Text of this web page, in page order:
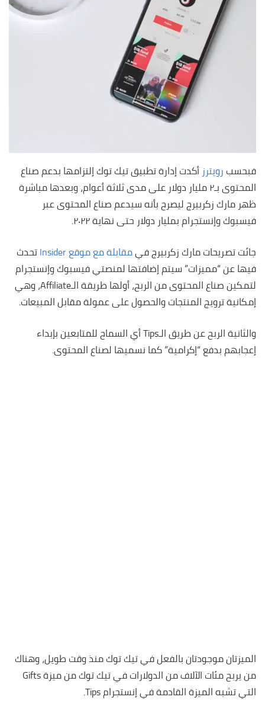
فبحسب رويترز أكدت إدارة تطبيق تيك توك إلتزامها بدعم صناع
المحتوى بـ٢ مليار دولار على مدى ثلاثة أعوام، وبعدها مباشرة
ظهر مارك زكربيرج ليصرح بأنه سيدعم صناع المحتوى عبر
فيسبوك وإنستجرام بمليار دولار حتى نهاية ٢٠٢٢.
جائت تصريحات مارك زكربيرج فيمقابلة مع موقع Insider
تحدث
فيها عن “مميزات” سيتم إضافتها لمنصتي فيسبوك وإنستجرام
لتمكين صناع المحتوى من الربح، أولها طريقة الـAffiliate، وهي
إمكانية ترويج المنتجات والحصول على عمولة مقابل المبيعات.
والثانية الربح عن طريق الـTips أي السماح للمتابعين بإبداء
إعجابهم بدفع “إكرامية” كما نسميها لصناع المحتوى.
الميزتان موجودتان بالفعل في تيك توك منذ وقت طويل، وهناك
من يربح مئات الآلاف من الدولارات في تيك توك من ميزة Gifts
التي تشبه الميزة القادمة في إنستجرام Tips.